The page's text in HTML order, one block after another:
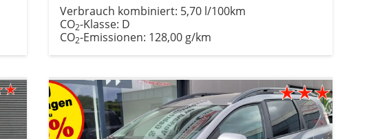
Verbrauch kombiniert: 5,70 l/100km
CO2-Klasse: D
CO2-Emissionen: 128,00 g/km